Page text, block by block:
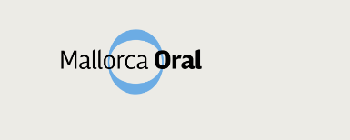
Maria
Miquel Vidal Roig
Antònia Valens Roig